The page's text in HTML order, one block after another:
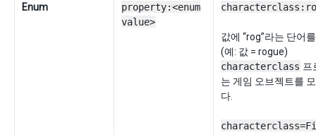
Enum
property:<enum
value>
값에 “rog”라는 단어
(예: 값 = rogue)
characterclass 프
는 게임 오브젝트를
다.